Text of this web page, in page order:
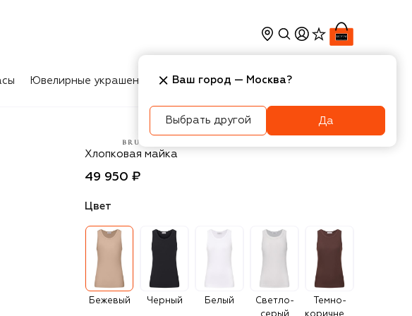
Ювелирные украшения Косметика Интерьер
Brunello Cucinelli
Хлопковая майка
49 950 ₽
Цвет
Бежевый Черный Белый
Светло-
Темно-
Ваш город — Москва?
Выбрать другой Да